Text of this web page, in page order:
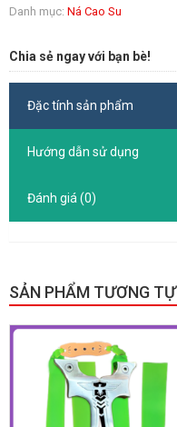
Danh mục: Ná Cao Su
Chia sẻ ngay với bạn bè!
Đặc tính sản phẩm
Hướng dẫn sử dụng
Đánh giá (0)
SẢN PHẨM TƯƠNG TỰ
GIẢM GIÁ!